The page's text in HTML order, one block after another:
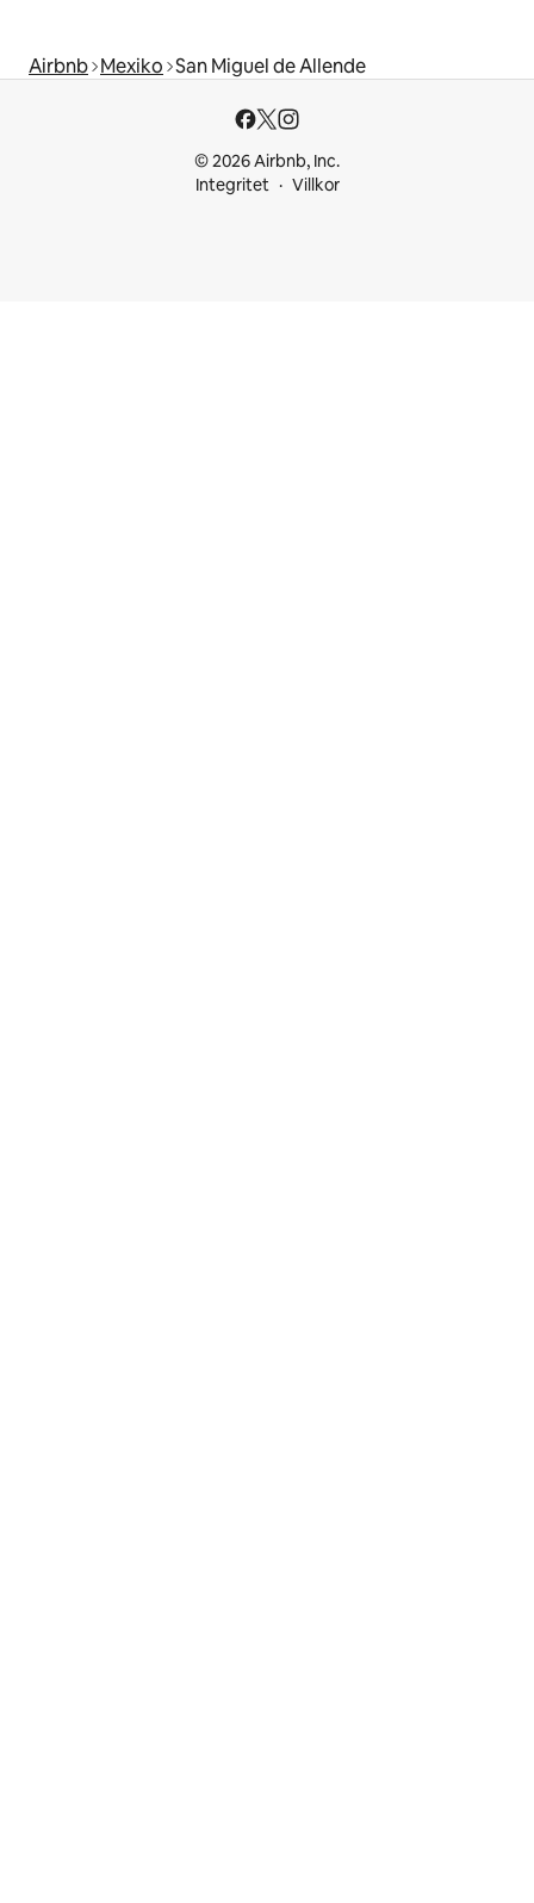
Airbnb Mexiko San Miguel de Allende
© 2026 Airbnb, Inc.
Integritet
Villkor